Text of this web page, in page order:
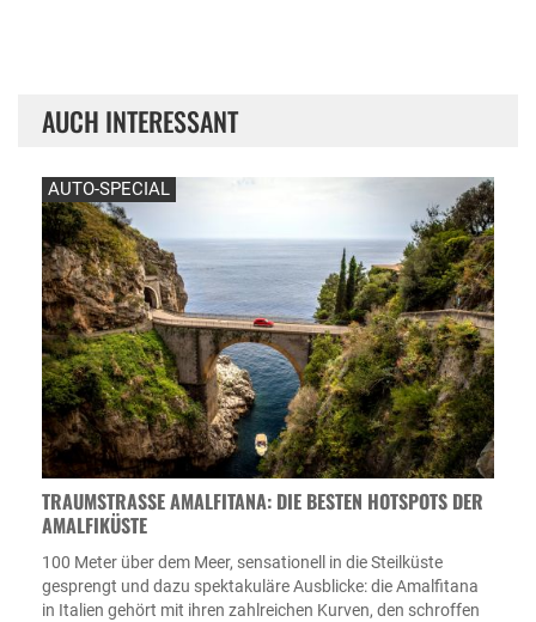
AUCH INTERESSANT
AUTO-SPECIAL
TRAUMSTRASSE AMALFITANA: DIE BESTEN HOTSPOTS DER A
MALFIKÜSTE
100 Meter über dem Meer, sensationell in die Steilküste
gesprengt und dazu spektakuläre Ausblicke: die Amalfitana
in Italien gehört mit ihren zahlreichen Kurven, den schroffen